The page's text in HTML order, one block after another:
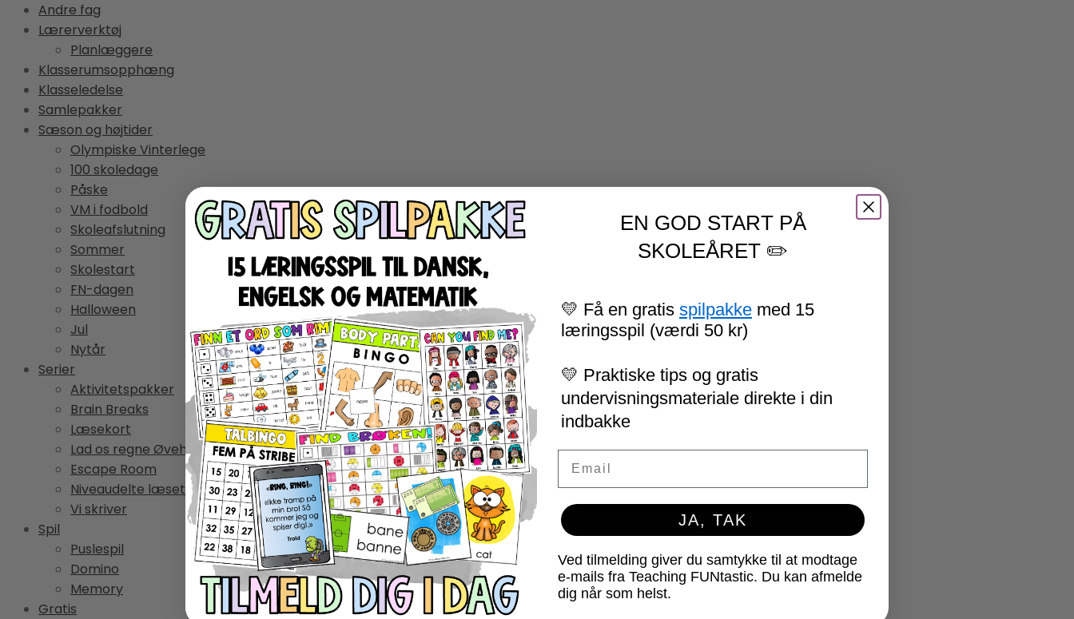
Andre fag
Lærerverktøj
Planlæggere
Klasserumsopphæng
Klasseledelse
Samlepakker
Sæson og højtider
Olympiske Vinterlege
100 skoledage
Påske
VM i fodbold
Skoleafslutning
Sommer
Skolestart
FN-dagen
Halloween
Jul
Nytår
Serier
Aktivitetspakker
Brain Breaks
Læsekort
Lad os regne Øvehæfter
Escape Room
Niveaudelte læsetekster
Vi skriver
Spil
Puslespil
Domino
Memory
Gratis
EN GOD START PÅ
SKOLEÅRET ✏️
💛 Få en gratis spilpakke med 15
læringsspil (værdi 50 kr)
💛 Praktiske tips og gratis
undervisningsmateriale direkte i din
indbakke
JA, TAK
Ved tilmelding giver du samtykke til at modtage
e-mails fra Teaching FUNtastic. Du kan afmelde
dig når som helst.